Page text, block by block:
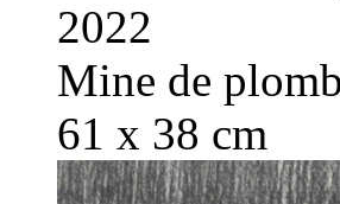
2022
Mine de
61 x 38 cm